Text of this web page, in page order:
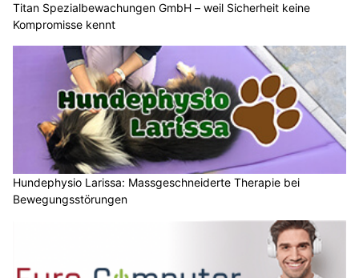
Titan Spezialbewachungen GmbH – weil Sicherheit keine
Kompromisse kennt
Hundephysio Larissa: Massgeschneiderte Therapie bei
Bewegungsstörungen